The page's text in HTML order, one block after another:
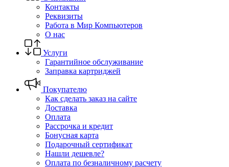
Контакты
Реквизиты
Работа в Мир Компьютеров
О нас
Услуги
Гарантийное обслуживание
Заправка картриджей
Покупателю
Как сделать заказ на сайте
Доставка
Оплата
Рассрочка и кредит
Бонусная карта
Подарочный сертификат
Нашли дешевле?
Оплата по безналичному расчету